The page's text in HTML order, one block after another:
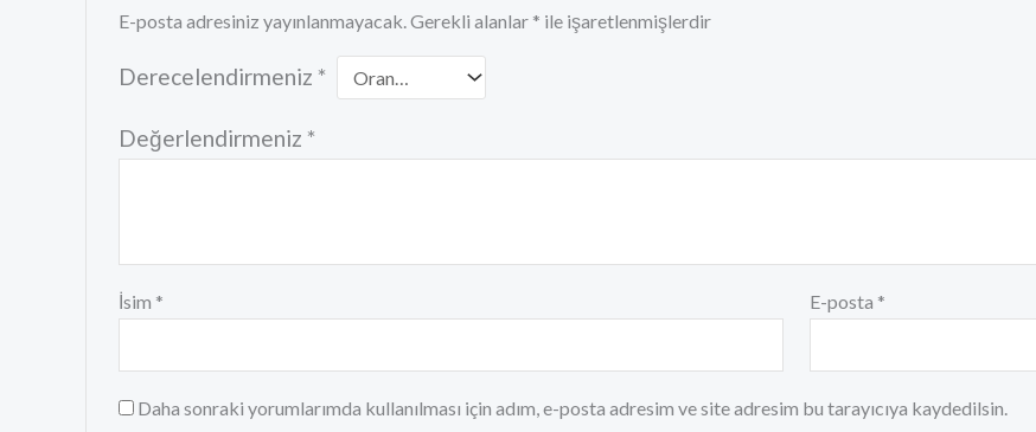
E-posta adresiniz yayınlanmayacak.Gerekli alanlar * ile işaretlenmişlerdir
Derecelendirmeniz *
Değerlendirmeniz *
İsim * E-posta *
Daha sonraki yorumlarımda kullanılması için adım, e-posta adresim ve site adresim bu tarayıcıya kaydedilsin.